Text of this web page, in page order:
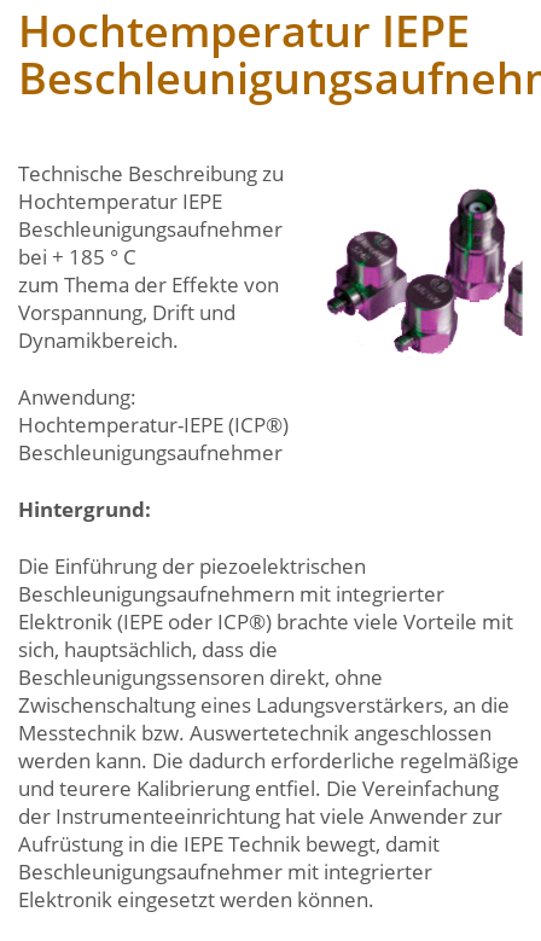
Hochtemperatur IEPE
Technische Beschreibung zu
Hochtemperatur IEPE
Beschleunigungsaufnehmer
bei + 185 ° C
zum Thema der Effekte von
Vorspannung, Drift und
Dynamikbereich.
Anwendung:
Hochtemperatur-IEPE (ICP®)
Beschleunigungsaufnehmer
Hintergrund:
Die Einführung der piezoelektrischen
Beschleunigungsaufnehmern mit integrierter
Elektronik (IEPE oder ICP®) brachte viele Vorteile mit
sich, hauptsächlich, dass die
Beschleunigungssensoren direkt, ohne
Zwischenschaltung eines Ladungsverstärkers, an die
Messtechnik bzw. Auswertetechnik angeschlossen
werden kann. Die dadurch erforderliche regelmäßige
und teurere Kalibrierung entfiel. Die Vereinfachung
der Instrumenteeinrichtung hat viele Anwender zur
Aufrüstung in die IEPE Technik bewegt, damit
Beschleunigungsaufnehmer mit integrierter
Elektronik eingesetzt werden können.